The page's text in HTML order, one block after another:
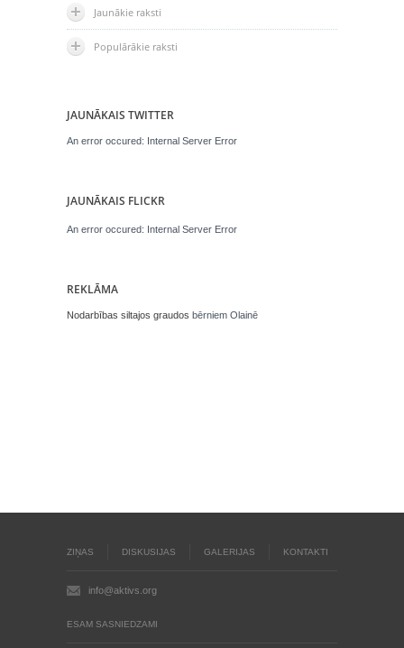
Jaunākie raksti
Populārākie raksti
JAUNĀKAIS TWITTER
An error occured: Internal Server Error
JAUNĀKAIS FLICKR
An error occured: Internal Server Error
REKLĀMA
Nodarbības siltajos graudos bērniem Olainē
ZIŅAS DISKUSIJAS GALERIJAS KONTAKTI
info@aktivs.org
ESAM SASNIEDZAMI